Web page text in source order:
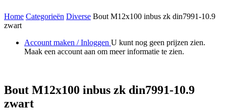
Home Categorieën Diverse Bout M12x100 inbus zk din7991-10.9
zwart
Account maken / Inloggen U kunt nog geen prijzen zien.
Maak een account aan om meer informatie te zien.
Bout M12x100 inbus zk din7991-10.9
zwart